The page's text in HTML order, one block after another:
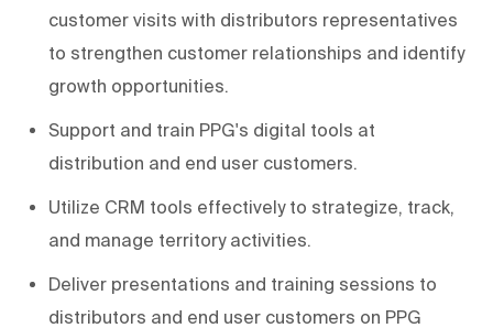
customer visits with distributors representatives
to strengthen customer relationships and identify
growth opportunities.
Support and train PPG's digital tools at
distribution and end user customers.
Utilize CRM tools effectively to strategize, track,
and manage territory activities.
Deliver presentations and training sessions to
distributors and end user customers on PPG